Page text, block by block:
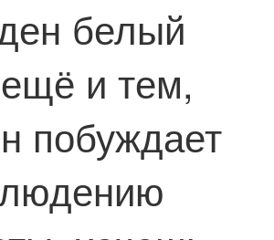
белый
и тем,
побуждает